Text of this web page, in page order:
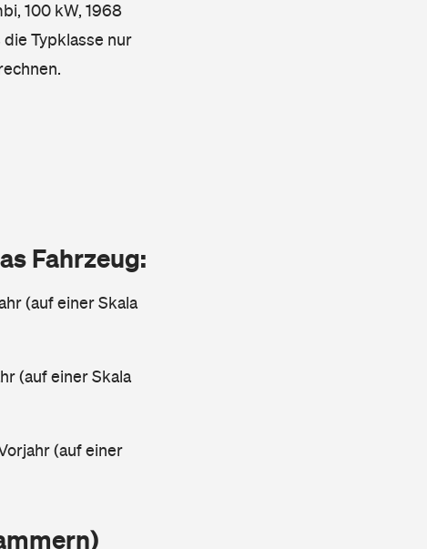
100 kW, 1968
Typklasse nur
Fahrzeug:
(auf einer Skala
(auf einer Skala
(auf einer